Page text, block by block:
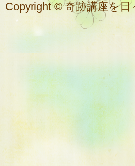
Copyright © 奇跡講座を